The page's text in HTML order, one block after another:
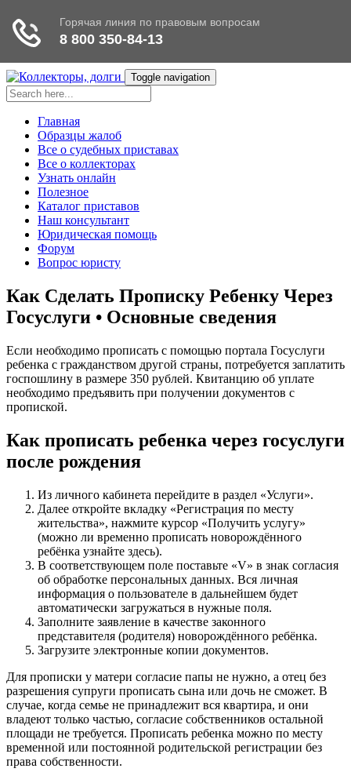
Toggle navigation
Главная
Образцы жалоб
Все о судебных приставах
Все о коллекторах
Узнать онлайн
Полезное
Каталог приставов
Наш консультант
Юридическая помощь
Форум
Вопрос юристу
Как Сделать Прописку Ребенку Через
Госуслуги • Основные сведения
Если необходимо прописать с помощью портала Госуслуги
ребенка с гражданством другой страны, потребуется заплатить
госпошлину в размере 350 рублей. Квитанцию об уплате
необходимо предъявить при получении документов с
пропиской.
Как прописать ребенка через госуслуги
после рождения
Из личного кабинета перейдите в раздел «Услуги».
Далее откройте вкладку «Регистрация по месту
жительства», нажмите курсор «Получить услугу»
(можно ли временно прописать новорождённого
ребёнка узнайте здесь).
В соответствующем поле поставьте «V» в знак согласия
об обработке персональных данных. Вся личная
информация о пользователе в дальнейшем будет
автоматически загружаться в нужные поля.
Заполните заявление в качестве законного
представителя (родителя) новорождённого ребёнка.
Загрузите электронные копии документов.
Для прописки у матери согласие папы не нужно, а отец без
разрешения супруги прописать сына или дочь не сможет. В
случае, когда семье не принадлежит вся квартира, и они
владеют только частью, согласие собственников остальной
площади не требуется. Прописать ребенка можно по месту
временной или постоянной родительской регистрации без
права собственности.